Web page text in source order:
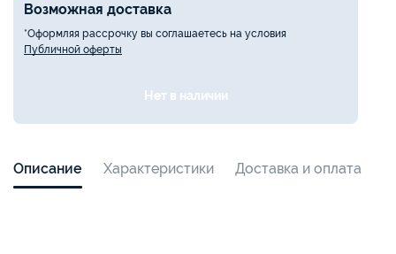
Возможная доставка
*Оформляя рассрочку вы соглашаетесь на условия
Публичной оферты
Нет в наличии
Описание Характеристики Доставка и оплата